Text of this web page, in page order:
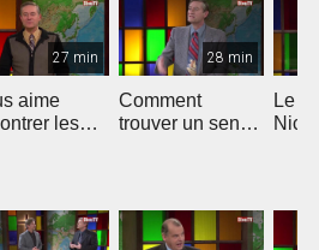
27 min
aime
les
28 min
Comment
trouver un sens
Le